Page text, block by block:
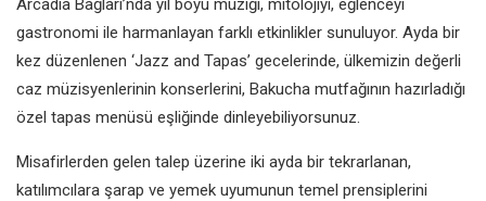
Arcadia Bağları’nda yıl boyu müziği, mitolojiyi, eğlenceyi
gastronomi ile harmanlayan farklı etkinlikler sunuluyor. Ayda bir
kez düzenlenen ‘Jazz and Tapas’ gecelerinde, ülkemizin değerli
caz müzisyenlerinin konserlerini, Bakucha mutfağının hazırladığı
özel tapas menüsü eşliğinde dinleyebiliyorsunuz.
Misafirlerden gelen talep üzerine iki ayda bir tekrarlanan,
katılımcılara şarap ve yemek uyumunun temel prensiplerini